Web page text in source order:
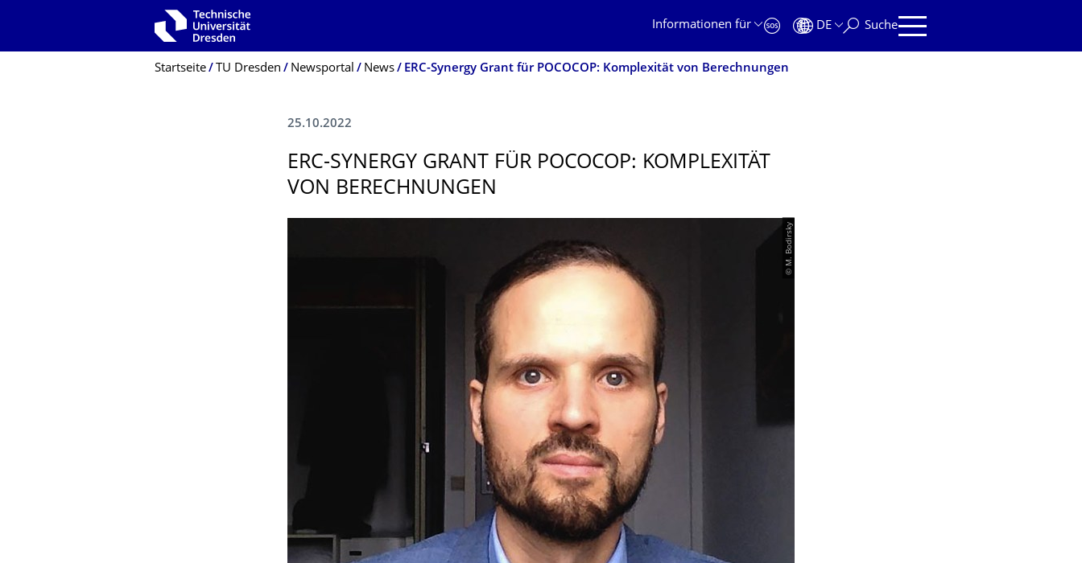
Zur Hauptnavigation springen
Informationen für
DE Suche
Breadcrumb-Menü
Startseite TU Dresden Newsportal News ERC-Synergy Grant für POCOCOP: Komplexität von Berechnungen
25.10.2022
ERC-SYNERGY GRANT FÜR POCOCOP: KOMPLEXITÄT
VON BERECHNUNGEN
© M. Bodirsky